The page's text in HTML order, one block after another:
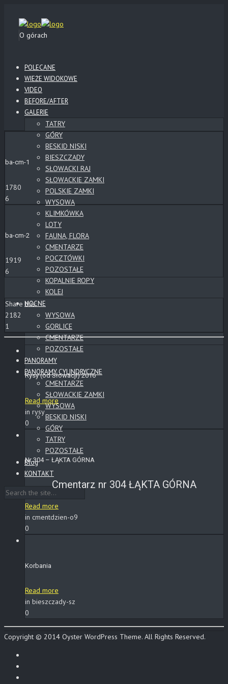
O górach
POLECANE
WIEŻE WIDOKOWE
VIDEO
BEFORE/AFTER
GALERIE
TATRY
GÓRY
BESKID NISKI
BIESZCZADY
SŁOWACKI RAJ
SŁOWACKIE ZAMKI
POLSKIE ZAMKI
WYSOWA
KLIMKÓWKA
LOTY
FAUNA, FLORA
CMENTARZE
POCZTÓWKI
POZOSTAŁE
KOPALNIE ROPY
KOLEJ
NOCNE
WYSOWA
GORLICE
CMENTARZE
POZOSTAŁE
PANORAMY
PANORAMY CYLINDRYCZNE
CMENTARZE
SŁOWACKIE ZAMKI
WYSOWA
BESKID NISKI
GÓRY
TATRY
POZOSTAŁE
Blog
KONTAKT
ba-cm-1
1780
6
ba-cm-2
1919
6
Share this:
2182
1
Rysy (od Słowacji) 2016
Read more
in rysy
0
Nr 304 – ŁĄKTA GÓRNA
Cmentarz nr 304 ŁĄKTA GÓRNA
Read more
in cmentdzien-o9
0
Korbania
Read more
in bieszczady-sz
0
Copyright © 2014 Oyster WordPress Theme. All Rights Reserved.